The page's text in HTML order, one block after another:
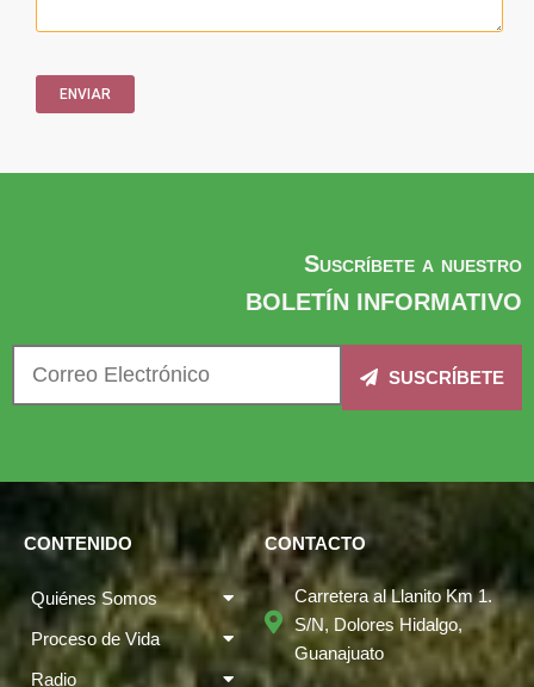
ENVIAR
Suscríbete a nuestro
BOLETÍN INFORMATIVO
SUSCRÍBETE
CONTENIDO
Quiénes Somos
Proceso de Vida
Radio
CONTACTO
Carretera al Llanito Km 1.
S/N, Dolores Hidalgo,
Guanajuato